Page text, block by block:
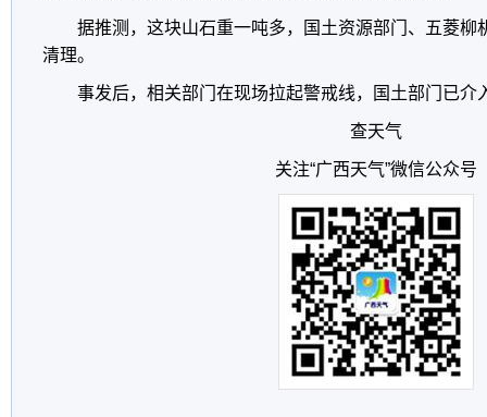
据推测，这块山石重一吨多，国土资源部门、五菱柳
清理。
事发后，相关部门在现场拉起警戒线，国土部门已介
查天气
关注“广西天气”微信公众号